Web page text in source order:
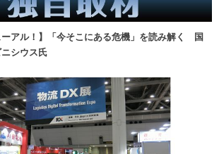
ーアル！】「今そこにある危機」を読み解く 国
シウス氏